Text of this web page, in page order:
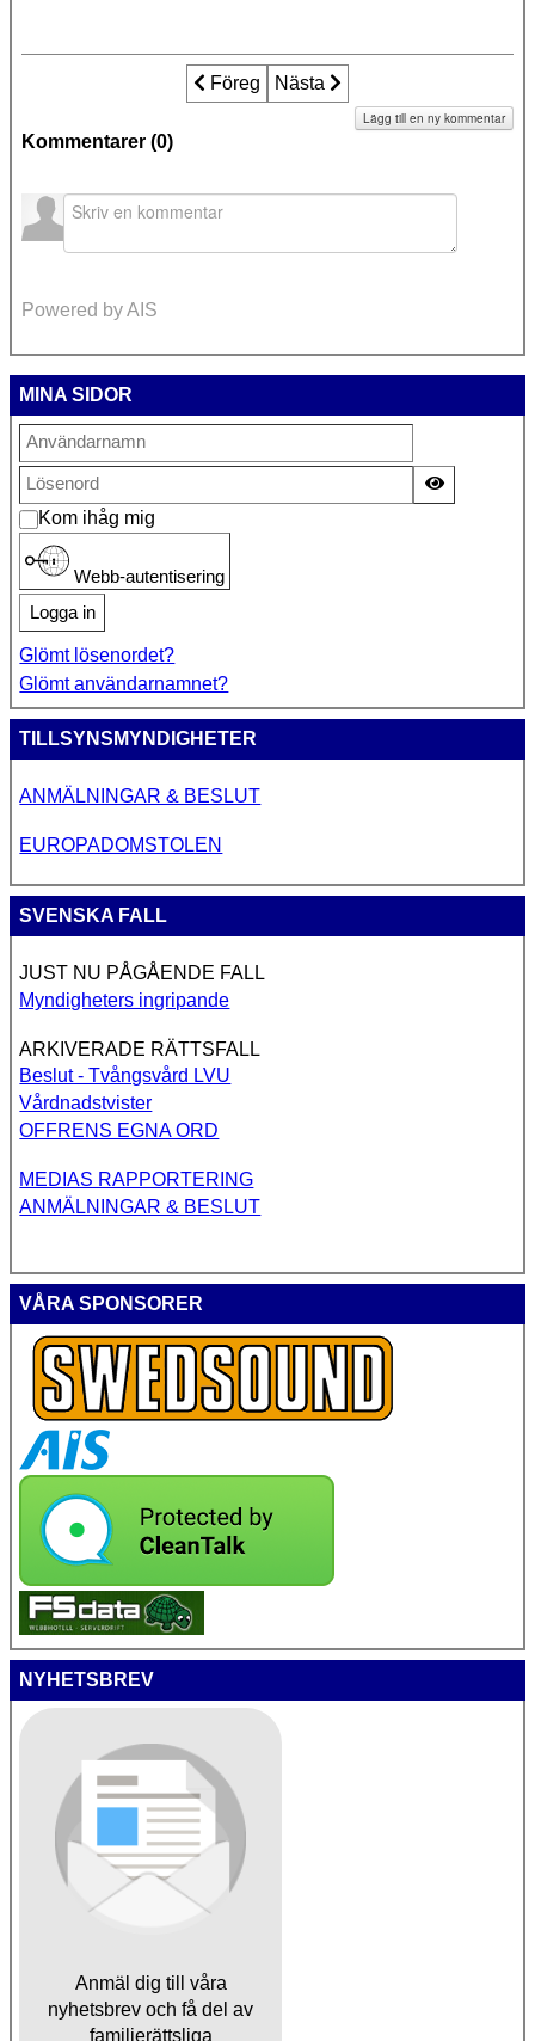
Föregående artikel: 17-årig yngling
Föreg Nästa artikel: 12-årig norsk
Nästa
Kommentarer (0)
Lägg till en ny kommentar
Powered by AIS
MINA SIDOR
Kom ihåg mig
Webb-autentisering
Logga in
Glömt lösenordet?
Glömt användarnamnet?
TILLSYNSMYNDIGHETER
ANMÄLNINGAR & BESLUT
EUROPADOMSTOLEN
SVENSKA FALL
JUST NU PÅGÅENDE FALL
Myndigheters ingripande
ARKIVERADE RÄTTSFALL
Beslut - Tvångsvård LVU
Vårdnadstvister
OFFRENS EGNA ORD
MEDIAS RAPPORTERING
ANMÄLNINGAR & BESLUT
VÅRA SPONSORER
NYHETSBREV
Anmäl dig till våra
nyhetsbrev och få del av
familjerättsliga